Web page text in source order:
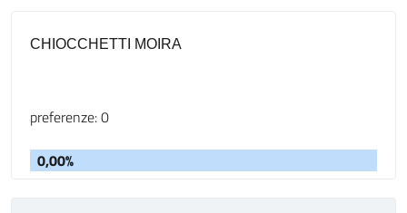
CHIOCCHETTI MOIRA
preferenze: 0
0,00%